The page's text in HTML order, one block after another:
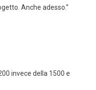
Anche adesso.”
invece della 1500 e